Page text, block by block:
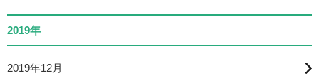
2019年
2019年12月